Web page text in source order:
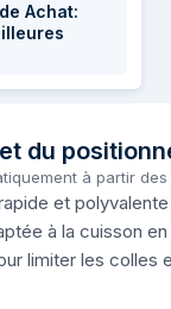
Achat:
du
à partir
et
à la cuisson
limiter les colles